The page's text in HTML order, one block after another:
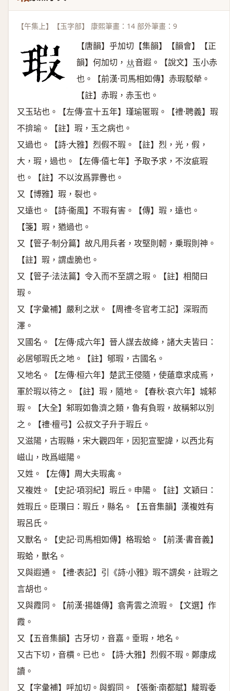
【午集上】【玉字部】 康熙筆畫：14 部外筆畫：9
【唐韻】乎加切【集韻】【韻會】【正
韻】何加切， 𠀤音遐。【說文】玉小赤
也。【前漢·司馬相如傳】赤瑕駁犖。
【註】赤瑕，赤玉也。
又玉玷也。【左傳·宣十五年】瑾瑜匿瑕。【禮·聘義】瑕
不揜瑜。【註】瑕，玉之病也。
又過也。【詩·大雅】烈假不瑕。【註】烈，光，假，
大，瑕，過也。【左傳·僖七年】予取予求，不汝疵瑕
也。【註】不以汝爲罪釁也。
又【博雅】瑕，裂也。
又遠也。【詩·衞風】不瑕有害。【傳】瑕，遠也。
【箋】瑕，猶過也。
又【管子·制分篇】故凡用兵者，攻堅則軔，乗瑕則神。
【註】瑕，謂虛脆也。
又【管子·法法篇】令入而不至謂之瑕。【註】相閒曰
瑕。
又【字彙補】嚴利之狀。【周禮·冬官考工記】深瑕而
澤。
又國名。【左傳·成六年】晉人謀去故絳，諸大夫皆曰：
必居郇瑕氏之地。【註】郇瑕，古國名。
又地名。【左傳·桓六年】楚武王侵隨，使薳章求成焉，
軍於瑕以待之。【註】瑕，隨地。【春秋·哀六年】城邾
瑕。【大全】邾瑕如魯濟之類，魯有負瑕，故稱邾以別
之。【禮·檀弓】公叔文子升于瑕丘。
又滋陽，古瑕縣，宋大觀四年，因犯宣聖諱，以西北有
嵫山，攺爲嵫陽。
又姓。【左傳】周大夫瑕禽。
又複姓。【史記·項羽紀】瑕丘。申陽。【註】文穎曰：
姓瑕丘。臣瓚曰：瑕丘，縣名。【五音集韻】漢複姓有
瑕呂氏。
又獸名。【史記·司馬相如傳】格瑕蛤。【前漢·書音義】
瑕蛤，獸名。
又與遐通。【禮·表記】引《詩·小雅》瑕不謂矣，註瑕之
言胡也。
又與霞同。【前漢·揚雄傳】翕靑雲之流瑕。【文選】作
霞。
又【五音集韻】古牙切，音嘉。垂瑕，地名。
又古下切，音檟。已也。【詩·大雅】烈假不瑕。鄭康成
讀。
又【字彙補】呼加切。與蝦同。【張衡·南都賦】駿瑕委